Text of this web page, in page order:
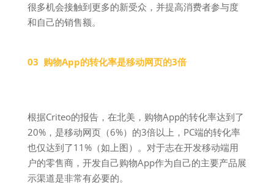
很多机会接触到更多的新受众，并提高消费者参与度
和自己的销售额。
03 购物App的转化率是移动网页的3倍
根据Criteo的报告，在北美，购物App的转化率达到了
20%，是移动网页（6%）的3倍以上，PC端的转化率
也仅达到了11%（如上图）。对于志在开发移动端用
户的零售商，开发自己购物App作为自己的主要产品展
示渠道是非常有必要的。